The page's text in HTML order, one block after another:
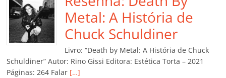
o
o
k
p
p
n Cl
a
ss
ro
n
k
til
h
ar
Metal: A História de
Chuck Schuldiner
Livro: “Death by Metal: A História de Chuck
Schuldiner” Autor: Rino Gissi Editora: Estética Torta – 2021
Páginas: 264 Falar […]